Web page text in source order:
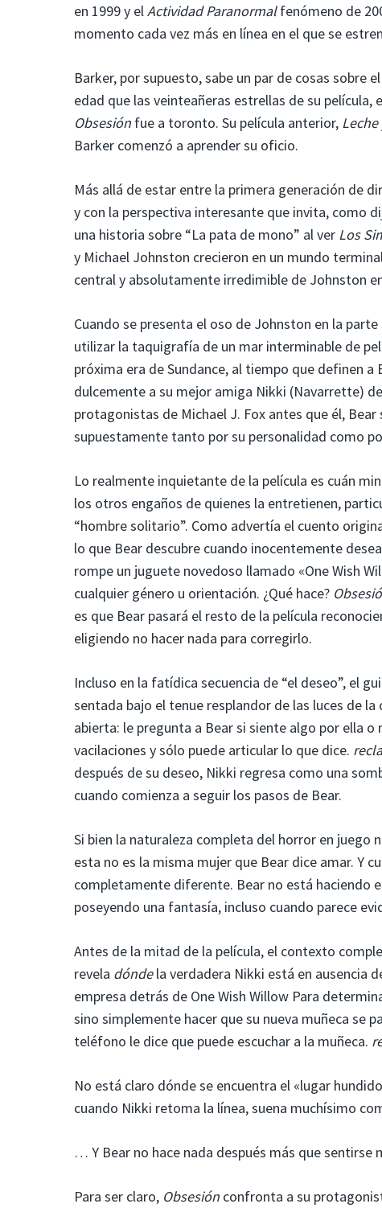
en 1999 y el Actividad Paranormalfenómeno de
momento cada vez más en línea en el que se
Barker, por supuesto, sabe un par de cosas
edad que las veinteañeras estrellas de su
Obsesión fue a toronto. Su película anterior,
Barker comenzó a aprender su oficio.
Más allá de estar entre la primera generación de
y con la perspectiva interesante que invita, como
una historia sobre “La pata de mono” al ver Los
y Michael Johnston crecieron en un mundo
central y absolutamente irredimible de Johnston
Cuando se presenta el oso de Johnston en la
utilizar la taquigrafía de un mar interminable de
próxima era de Sundance, al tiempo que definen
dulcemente a su mejor amiga Nikki (Navarrette)
protagonistas de Michael J. Fox antes que él,
supuestamente tanto por su personalidad como
Lo realmente inquietante de la película es cuán
los otros engaños de quienes la entretienen,
“hombre solitario”. Como advertía el cuento
lo que Bear descubre cuando inocentemente
rompe un juguete novedoso llamado «One Wish
cualquier género u orientación. ¿Qué hace?
es que Bear pasará el resto de la película
eligiendo no hacer nada para corregirlo.
Incluso en la fatídica secuencia de “el deseo”, el
sentada bajo el tenue resplandor de las luces de
abierta: le pregunta a Bear si siente algo por ella
vacilaciones y sólo puede articular lo que dice.
después de su deseo, Nikki regresa como una
cuando comienza a seguir los pasos de Bear.
Si bien la naturaleza completa del horror en
esta no es la misma mujer que Bear dice amar. Y
completamente diferente. Bear no está haciendo
poseyendo una fantasía, incluso cuando parece
Antes de la mitad de la película, el contexto
revela dóndela verdadera Nikki está en ausencia
empresa detrás de One Wish Willow Para
sino simplemente hacer que su nueva muñeca se
teléfono le dice que puede escuchar a la muñeca.
No está claro dónde se encuentra el «lugar
cuando Nikki retoma la línea, suena muchísimo
… Y Bear no hace nada después más que sentirse
Para ser claro, Obsesión confronta a su